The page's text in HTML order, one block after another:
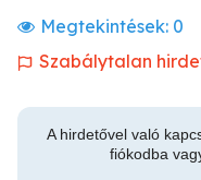
Megtekintések: 0
Szabálytalan
A hirdetővel való
fiókodba